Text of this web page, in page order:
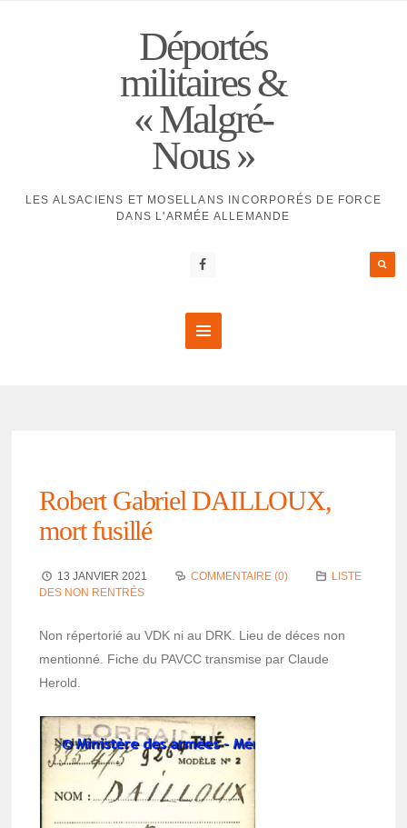
Déportés
militaires &
« Malgré-
Nous »
LES ALSACIENS ET MOSELLANS INCORPORÉS DE FORCE
DANS L'ARMÉE ALLEMANDE
Robert Gabriel DAILLOUX,
mort fusillé
13 JANVIER 2021 COMMENTAIRE (0)
LISTE
DES NON RENTRÉS
Non réper­to­rié au VDK ni au DRK. Lieu de déces non
mentionné. Fiche du PAVCC trans­mise par Claude
Herold.